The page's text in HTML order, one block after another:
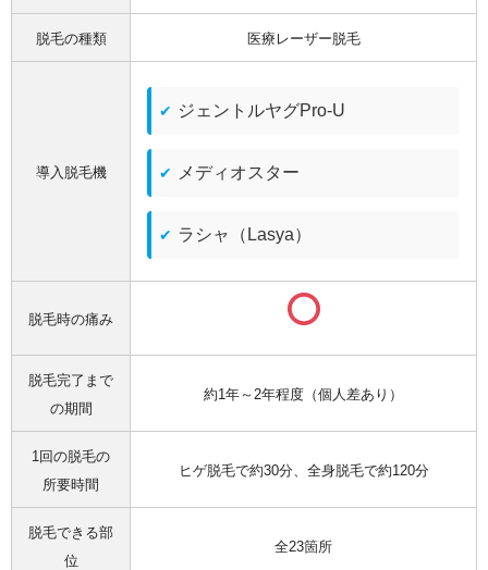
脱毛の種類 医療レーザー脱毛
導入脱毛機
ジェントルヤグPro-U
メディオスター
ラシャ（Lasya）
脱毛時の痛み
脱毛完了まで
の期間
約1年～2年程度（個人差あり）
1回の脱毛の
所要時間
ヒゲ脱毛で約30分、全身脱毛で約120分
脱毛できる部
位
全23箇所